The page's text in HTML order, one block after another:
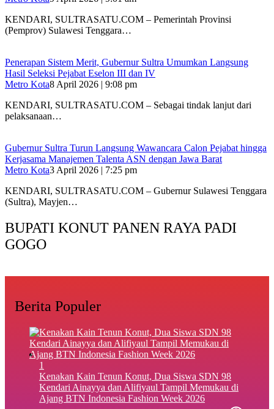
KENDARI, SULTRASATU.COM – Pemerintah Provinsi
(Pemprov) Sulawesi Tenggara…
Penerapan Sistem Merit, Gubernur Sultra Umumkan Langsung
Hasil Seleksi Pejabat Eselon III dan IV
Metro Kota8 April 2026 | 9:08 pm
KENDARI, SULTRASATU.COM – Sebagai tindak lanjut dari
pelaksanaan…
Gubernur Sultra Turun Langsung Wawancara Calon Pejabat hingga
Kerjasama Manajemen Talenta ASN dengan Jawa Barat
Metro Kota3 April 2026 | 7:25 pm
KENDARI, SULTRASATU.COM – Gubernur Sulawesi Tenggara
(Sultra), Mayjen…
BUPATI KONUT PANEN RAYA PADI
GOGO
Berita Populer
1
‎Kenakan Kain Tenun Konut, Dua Siswa SDN 98
Kendari Ainayya dan Alifiyaul Tampil Memukau di
Ajang BTN Indonesia Fashion Week 2026